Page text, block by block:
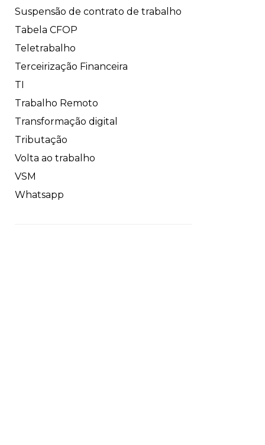
Suspensão de contrato de trabalho
Tabela CFOP
Teletrabalho
Terceirização Financeira
TI
Trabalho Remoto
Transformação digital
Tributação
Volta ao trabalho
VSM
Whatsapp